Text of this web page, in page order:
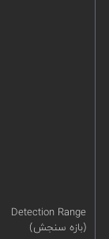
Detection Range
(بازه سنجش)